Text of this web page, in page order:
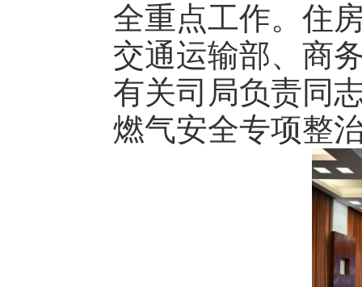
全重点工作。住
交通运输部、商
有关司局负责同
燃气安全专项整